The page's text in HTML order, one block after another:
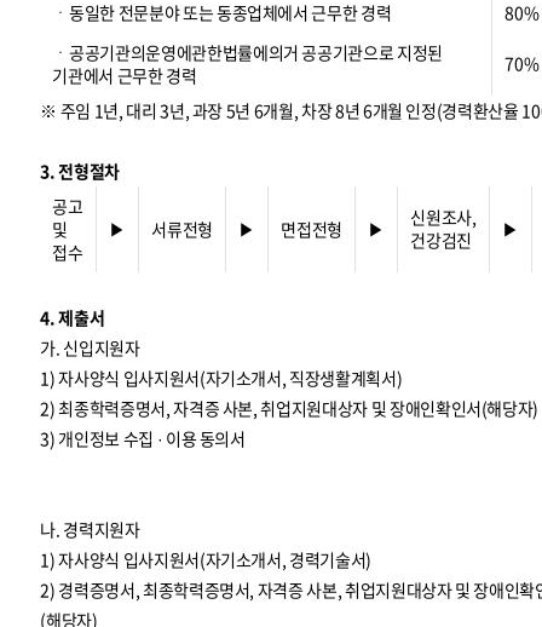
ㆍ동일한 전문분야 또는 동종업체에서 근무한 경력
80%
ㆍ공공기관의운영에관한법률에의거 공공기관으로 지정된
기관에서 근무한 경력
70%
※ 주임 1년, 대리 3년, 과장 5년 6개월, 차장 8년 6개월 인정(경력환산율
3. 전형절차
공고
및
접수
▶ 서류전형 ▶ 면접전형 ▶
신원조사,
건강검진
▶
4. 제출서
가. 신입지원자
1) 자사양식 입사지원서(자기소개서, 직장생활계획서)
2) 최종학력증명서, 자격증 사본, 취업지원대상자 및 장애인확인서(해당자)
3) 개인정보 수집 · 이용 동의서
나. 경력지원자
1) 자사양식 입사지원서(자기소개서, 경력기술서)
2) 경력증명서, 최종학력증명서, 자격증 사본, 취업지원대상자 및 장애인확
(해당자)